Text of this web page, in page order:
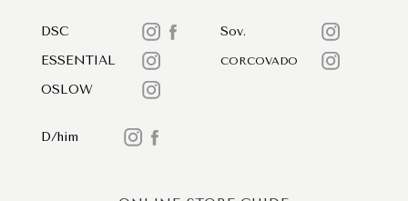
DSC
Sov.
ESSENTIAL
CORCOVADO
OSLOW
D/him